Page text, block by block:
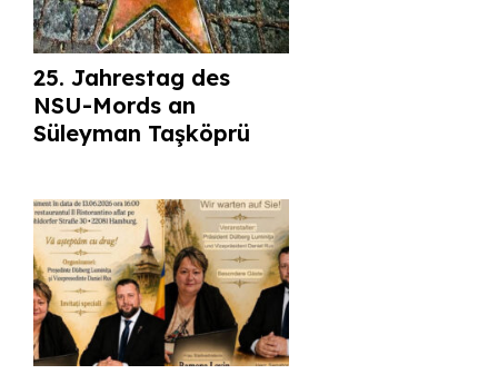
25. Jahrestag des
NSU-Mords an
Süleyman Taşköprü